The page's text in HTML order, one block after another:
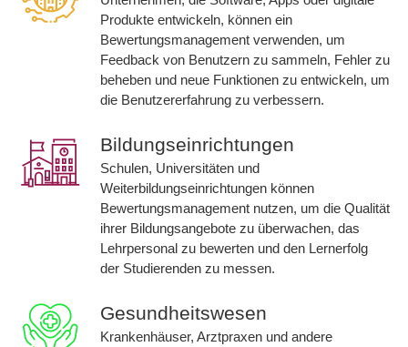
Produkte entwickeln, können ein
Bewertungsmanagement verwenden, um
Feedback von Benutzern zu sammeln, Fehler zu
beheben und neue Funktionen zu entwickeln, um
die Benutzererfahrung zu verbessern.
Bildungseinrichtungen
Schulen, Universitäten und
Weiterbildungseinrichtungen können
Bewertungsmanagement nutzen, um die Qualität
ihrer Bildungsangebote zu überwachen, das
Lehrpersonal zu bewerten und den Lernerfolg
der Studierenden zu messen.
Gesundheitswesen
Krankenhäuser, Arztpraxen und andere